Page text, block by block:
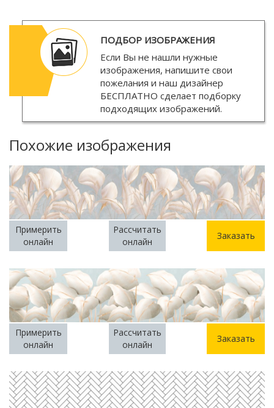
ПОДБОР ИЗОБРАЖЕНИЯ
Если Вы не нашли нужные
изображения, напишите свои
пожелания и наш дизайнер
БЕСПЛАТНО сделает подборку
подходящих изображений.
Похожие изображения
Примерить
онлайн
Рассчитать
онлайн
Заказать
Примерить
онлайн
Рассчитать
онлайн
Заказать